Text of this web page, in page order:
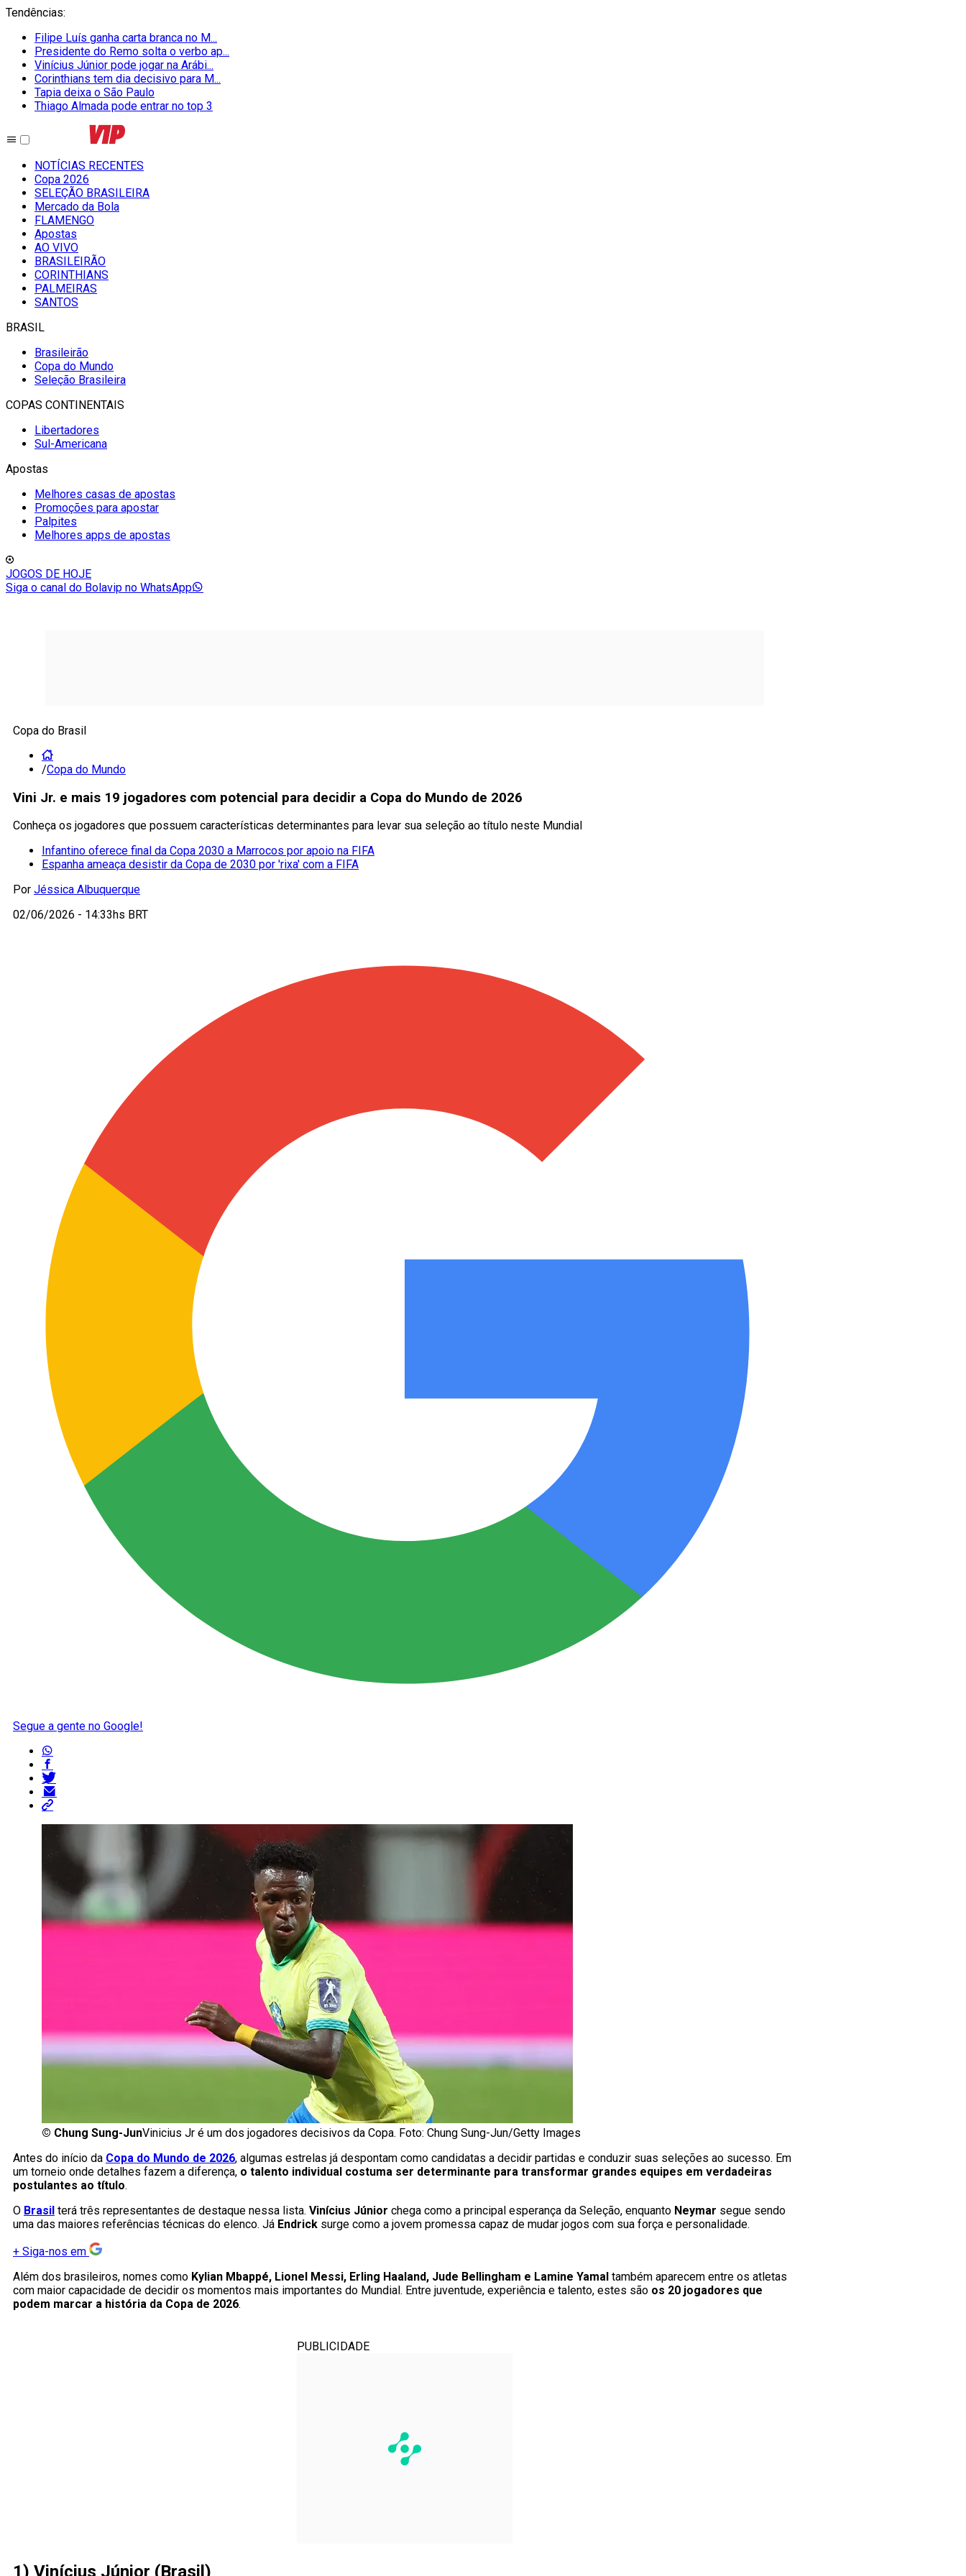
Tendências:
Filipe Luís ganha carta branca no M...
Presidente do Remo solta o verbo ap...
Vinícius Júnior pode jogar na Arábi...
Corinthians tem dia decisivo para M...
Tapia deixa o São Paulo
Thiago Almada pode entrar no top 3
NOTÍCIAS RECENTES
Copa 2026
SELEÇÃO BRASILEIRA
Mercado da Bola
FLAMENGO
Apostas
AO VIVO
BRASILEIRÃO
CORINTHIANS
PALMEIRAS
SANTOS
BRASIL
Brasileirão
Copa do Mundo
Seleção Brasileira
COPAS CONTINENTAIS
Libertadores
Sul-Americana
Apostas
Melhores casas de apostas
Promoções para apostar
Palpites
Melhores apps de apostas
JOGOS DE HOJE
Siga o canal do Bolavip no WhatsApp
Copa do Brasil
/Copa do Mundo
Vini Jr. e mais 19 jogadores com potencial para decidir a Copa do Mundo de 2026
Conheça os jogadores que possuem características determinantes para levar sua seleção ao título neste Mundial
Infantino oferece final da Copa 2030 a Marrocos por apoio na FIFA
Espanha ameaça desistir da Copa de 2030 por 'rixa' com a FIFA
Por Jéssica Albuquerque
02/06/2026 - 14:33hs BRT
Segue a gente no Google!
© Chung Sung-JunVinicius Jr é um dos jogadores decisivos da Copa. Foto: Chung Sung-Jun/Getty Images
Antes do início da Copa do Mundo de 2026, algumas estrelas já despontam como candidatas a decidir partidas e conduzir suas seleções ao sucesso. Em
um torneio onde detalhes fazem a diferença, o talento individual costuma ser determinante para transformar grandes equipes em verdadeiras
postulantes ao título.
O Brasil terá três representantes de destaque nessa lista. Vinícius Júnior chega como a principal esperança da Seleção, enquanto Neymar segue sendo
uma das maiores referências técnicas do elenco. Já Endrick surge como a jovem promessa capaz de mudar jogos com sua força e personalidade.
+ Siga-nos em
Além dos brasileiros, nomes como Kylian Mbappé, Lionel Messi, Erling Haaland, Jude Bellingham e Lamine Yamal também aparecem entre os atletas
com maior capacidade de decidir os momentos mais importantes do Mundial. Entre juventude, experiência e talento, estes são os 20 jogadores que
podem marcar a história da Copa de 2026.
PUBLICIDADE